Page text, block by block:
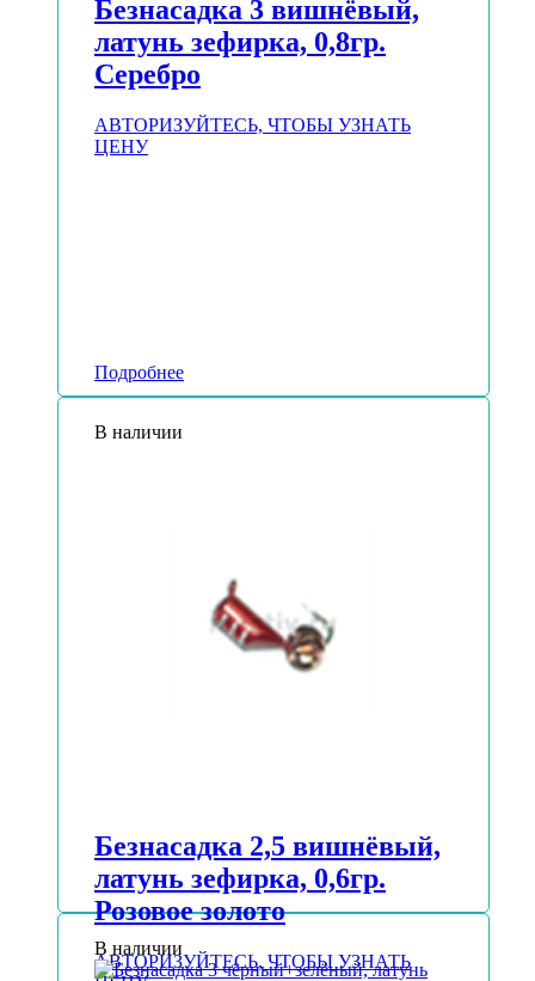
Безнасадка 3 вишнёвый,
латунь зефирка, 0,8гр.
Серебро
АВТОРИЗУЙТЕСЬ, ЧТОБЫ УЗНАТЬ
ЦЕНУ
Подробнее
В наличии
Безнасадка 2,5 вишнёвый,
латунь зефирка, 0,6гр.
Розовое золото
АВТОРИЗУЙТЕСЬ, ЧТОБЫ УЗНАТЬ
В наличии